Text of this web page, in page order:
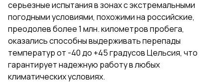
серьезные испытания в зонах с экстремальными
погодными условиями, похожими на российские,
преодолев более 1 млн. километров пробега,
оказались способны выдерживать перепады
температур от -40 до +45 градусов Цельсия, что
гарантирует надежную работу в любых
климатических условиях.